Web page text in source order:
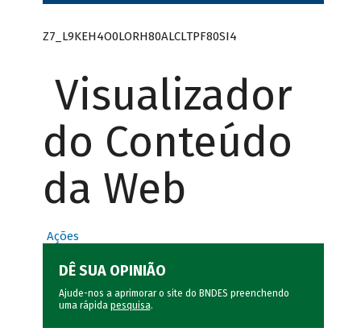
Z7_L9KEH4O0LORH80ALCLTPF80SI4
Visualizador
do Conteúdo
da Web
Ações
DÊ SUA OPINIÃO
Ajude-nos a aprimorar o site do BNDES preenchendo
uma rápida pesquisa.